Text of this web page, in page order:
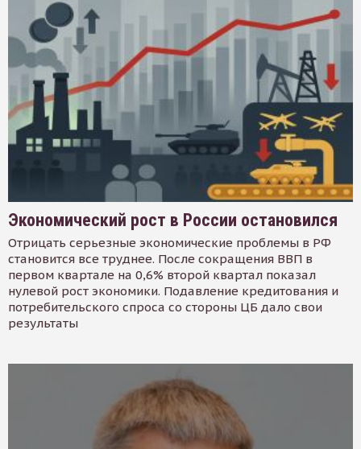
Экономический рост в России остановился
Отрицать серьезные экономические проблемы в РФ
становится все труднее. После сокращения ВВП в
первом квартале на 0,6% второй квартал показал
нулевой рост экономики. Подавление кредитования и
потребительского спроса со стороны ЦБ дало свои
результаты